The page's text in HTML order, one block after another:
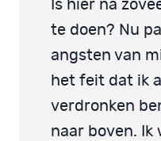
Is hier na
te doen? Nu
angsten van
het feit dat ik
verdronken
naar boven. Ik